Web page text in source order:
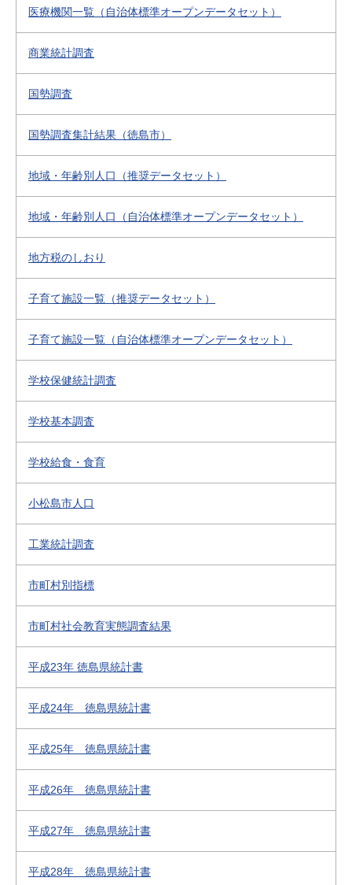
医療機関一覧（自治体標準オープンデータセット）
商業統計調査
国勢調査
国勢調査集計結果（徳島市）
地域・年齢別人口（推奨データセット）
地域・年齢別人口（自治体標準オープンデータセット）
地方税のしおり
子育て施設一覧（推奨データセット）
子育て施設一覧（自治体標準オープンデータセット）
学校保健統計調査
学校基本調査
学校給食・食育
小松島市人口
工業統計調査
市町村別指標
市町村社会教育実態調査結果
平成23年 徳島県統計書
平成24年 徳島県統計書
平成25年 徳島県統計書
平成26年 徳島県統計書
平成27年 徳島県統計書
平成28年 徳島県統計書